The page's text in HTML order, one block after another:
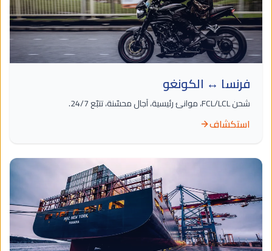
فرنسا ↔ الكونغو
شحن FCL/LCL، موانئ رئيسية، آجال محسّنة، تتبّع 24/7.
استكشاف